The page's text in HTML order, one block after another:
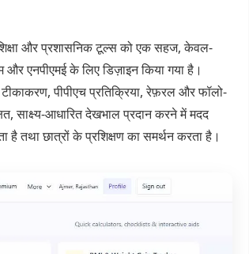
और प्रशासनिक टूल्स को एक सहज, केवल-
एनपीएमई के लिए डिज़ाइन किया गया है।
पीपीएच प्रतिक्रिया, रेफ़रल और फॉलो-
साक्ष्य-आधारित देखभाल प्रदान करने में मदद
है तथा छात्रों के प्रशिक्षण का समर्थन करता है।